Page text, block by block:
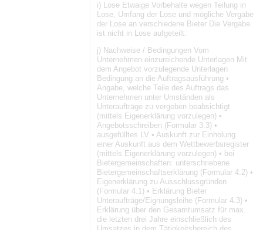
i) Lose Etwaige Vorbehalte wegen Teilung in
Lose, Umfang der Lose und mögliche Vergabe
der Lose an verschiedene Bieter Die Vergabe
ist nicht in Lose aufgeteilt.
j) Nachweise / Bedingungen Vom
Unternehmen einzureichende Unterlagen Mit
dem Angebot vorzulegende Unterlagen
Bedingung an die Auftragsausführung •
Angabe, welche Teile des Auftrags das
Unternehmen unter Umständen als
Unteraufträge zu vergeben beabsichtigt
(mittels Eigenerklärung vorzulegen) •
Angebotsschreiben (Formular 3.3) •
ausgefülltes LV • Auskunft zur Einholung
einer Auskunft aus dem Wettbewerbsregister
(mittels Eigenerklärung vorzulegen) • bei
Bietergemeinschaften: unterschriebene
Bietergemeinschaftserklärung (Formular 4.2) •
Eigenerklärung zu Ausschlussgründen
(Formular 4.1) • Erklärung Bieter
Unteraufträge/Eignungsleihe (Formular 4.3) •
Erklärung über den Gesamtumsatz für max.
die letzten drei Jahre einschließlich des